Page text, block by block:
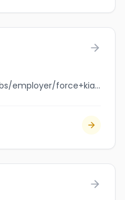
jobbank.gc.ca/browsejobs/employer/force+kia/ca